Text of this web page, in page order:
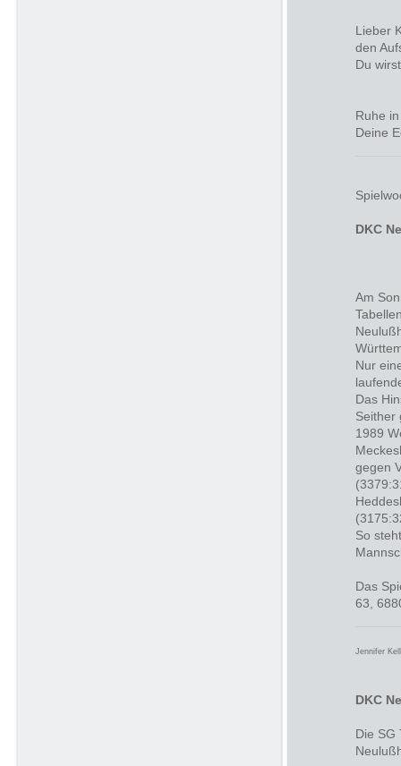
Lieber
den
Du
Ruhe
Deine
DKC
Am
Nur
Das
Seither
1989
gegen
So
Das
63,
Jennifer
DKC
Die SG